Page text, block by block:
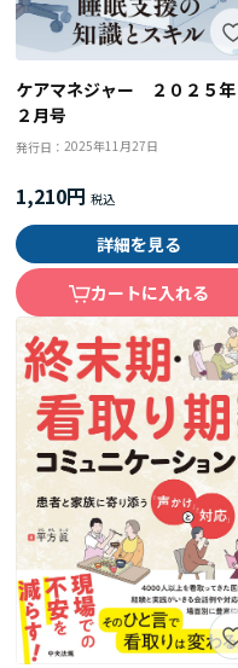
ケアマネジャー ２０２５年
２月号
発行日：2025年11月27日
1,210円
詳細を見る
カートに入れる